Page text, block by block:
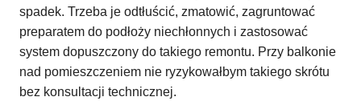
spadek. Trzeba je odtłuścić, zmatowić, zagruntować
preparatem do podłoży niechłonnych i zastosować
system dopuszczony do takiego remontu. Przy balkonie
nad pomieszczeniem nie ryzykowałbym takiego skrótu
bez konsultacji technicznej.